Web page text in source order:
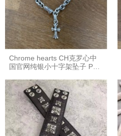
Chrome hearts CH克罗心中
国官网纯银小十字架坠子 Pap